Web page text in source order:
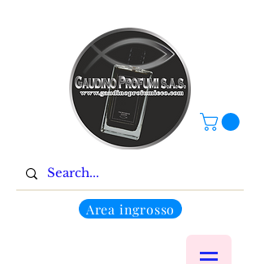
Area ingrosso